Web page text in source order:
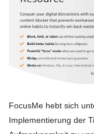
FocusMe hebt sich
Implementierung der